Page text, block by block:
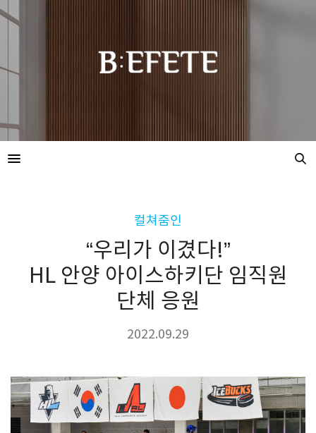
컬쳐줌인
“우리가 이겼다!”
HL 안양 아이스하키단 임직원
단체 응원
2022.09.29